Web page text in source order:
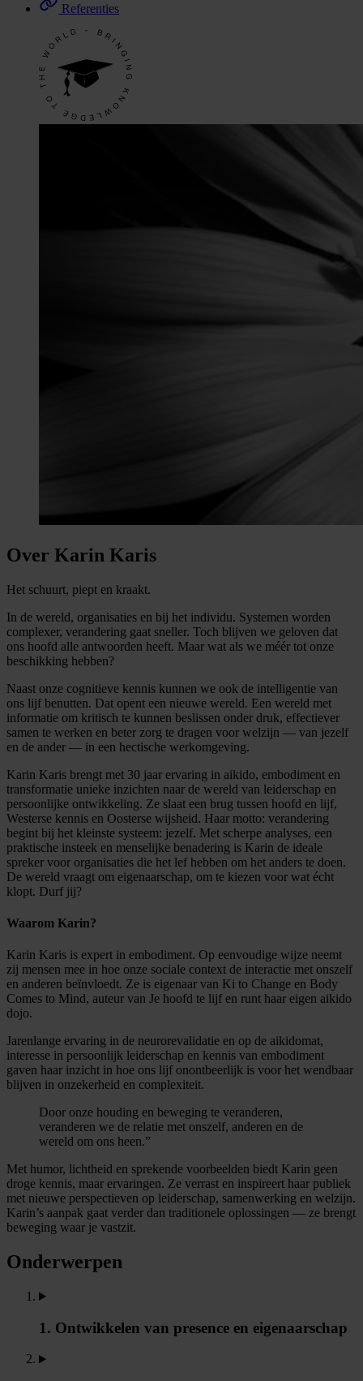
Referenties
Over Karin Karis
Het schuurt, piept en kraakt.
In de wereld, organisaties en bij het individu. Systemen worden
complexer, verandering gaat sneller. Toch blijven we geloven dat
ons hoofd alle antwoorden heeft. Maar wat als we méér tot onze
beschikking hebben?
Naast onze cognitieve kennis kunnen we ook de intelligentie van
ons lijf benutten. Dat opent een nieuwe wereld. Een wereld met
informatie om kritisch te kunnen beslissen onder druk, effectiever
samen te werken en beter zorg te dragen voor welzijn — van jezelf
en de ander — in een hectische werkomgeving.
Karin Karis brengt met 30 jaar ervaring in aikido, embodiment en
transformatie unieke inzichten naar de wereld van leiderschap en
persoonlijke ontwikkeling. Ze slaat een brug tussen hoofd en lijf,
Westerse kennis en Oosterse wijsheid. Haar motto: verandering
begint bij het kleinste systeem: jezelf. Met scherpe analyses, een
praktische insteek en menselijke benadering is Karin de ideale
spreker voor organisaties die het lef hebben om het anders te doen.
De wereld vraagt om eigenaarschap, om te kiezen voor wat écht
klopt. Durf jij?
Waarom Karin?
Karin Karis is expert in embodiment. Op eenvoudige wijze neemt
zij mensen mee in hoe onze sociale context de interactie met onszelf
en anderen beïnvloedt. Ze is eigenaar van Ki to Change en Body
Comes to Mind, auteur van Je hoofd te lijf en runt haar eigen aikido
dojo.
Jarenlange ervaring in de neurorevalidatie en op de aikidomat,
interesse in persoonlijk leiderschap en kennis van embodiment
gaven haar inzicht in hoe ons lijf onontbeerlijk is voor het wendbaar
blijven in onzekerheid en complexiteit.
Door onze houding en beweging te veranderen,
veranderen we de relatie met onszelf, anderen en de
wereld om ons heen.”
Met humor, lichtheid en sprekende voorbeelden biedt Karin geen
droge kennis, maar ervaringen. Ze verrast en inspireert haar publiek
met nieuwe perspectieven op leiderschap, samenwerking en welzijn.
Karin’s aanpak gaat verder dan traditionele oplossingen — ze brengt
beweging waar je vastzit.
Onderwerpen
1. Ontwikkelen van presence en eigenaarschap